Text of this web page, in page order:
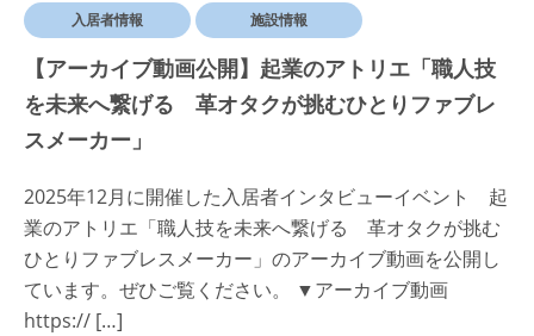
入居者情報 施設情報
【アーカイブ動画公開】起業のアトリエ「職人技
を未来へ繋げる 革オタクが挑むひとりファブレ
スメーカー」
2025年12月に開催した入居者インタビューイベント 起
業のアトリエ「職人技を未来へ繋げる 革オタクが挑む
ひとりファブレスメーカー」のアーカイブ動画を公開し
ています。ぜひご覧ください。 ▼アーカイブ動画
https:// […]